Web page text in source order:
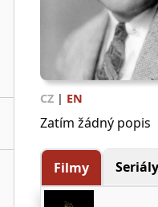
CZ | EN
Zatím žádný popis
Filmy Seriály